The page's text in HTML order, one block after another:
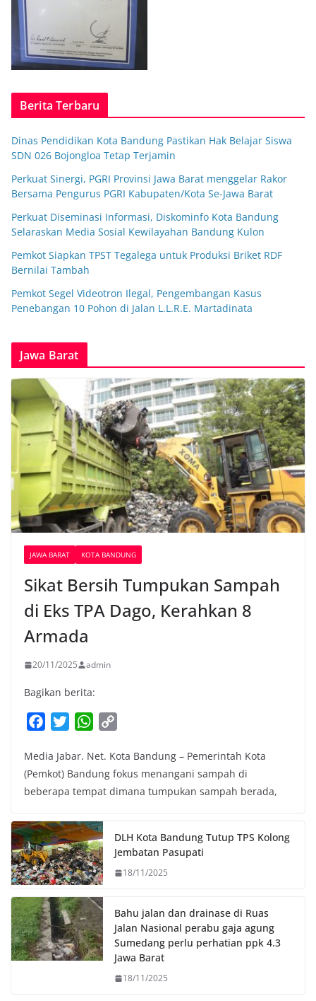
Berita Terbaru
Dinas Pendidikan Kota Bandung Pastikan Hak Belajar Siswa
SDN 026 Bojongloa Tetap Terjamin
Perkuat Sinergi, PGRI Provinsi Jawa Barat menggelar Rakor
Bersama Pengurus PGRI Kabupaten/Kota Se-Jawa Barat
Perkuat Diseminasi Informasi, Diskominfo Kota Bandung
Selaraskan Media Sosial Kewilayahan Bandung Kulon
Pemkot Siapkan TPST Tegalega untuk Produksi Briket RDF
Bernilai Tambah
Pemkot Segel Videotron Ilegal, Pengembangan Kasus
Penebangan 10 Pohon di Jalan L.L.R.E. Martadinata
Jawa Barat
JAWA BARAT KOTA BANDUNG
Sikat Bersih Tumpukan Sampah
di Eks TPA Dago, Kerahkan 8
Armada
20/11/2025 admin
Bagikan berita:
c
e
b
o
k
i
t
t
r
W
a
t
s
p
p
p
y
L
n
k
Media Jabar. Net. Kota Bandung – Pemerintah Kota
(Pemkot) Bandung fokus menangani sampah di
beberapa tempat dimana tumpukan sampah berada,
DLH Kota Bandung Tutup TPS Kolong
Jembatan Pasupati
18/11/2025
Bahu jalan dan drainase di Ruas
Jalan Nasional perabu gaja agung
Sumedang perlu perhatian ppk 4.3
Jawa Barat
18/11/2025